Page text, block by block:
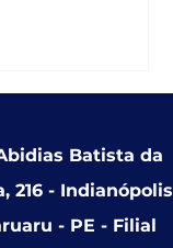
Batista da
216 - Indianópolis
- PE - Filial